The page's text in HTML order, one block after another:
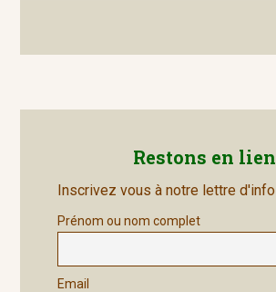
Restons en lien
Inscrivez vous à notre lettre d'info
Prénom ou nom complet
Email